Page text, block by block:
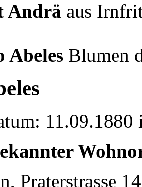
Andrä aus
Abeles Blumen
11.09.1880
Praterstrasse 14